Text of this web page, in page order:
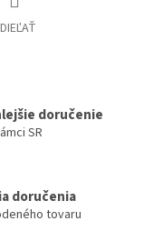
doručenie
SR
doručenia
tovaru